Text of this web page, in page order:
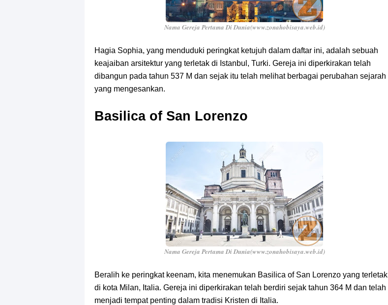
Nama Gereja Pertama Di Dunia(www.zonahobisaya.web.id)
Hagia Sophia, yang menduduki peringkat ketujuh dalam daftar ini, adalah sebuah
keajaiban arsitektur yang terletak di Istanbul, Turki. Gereja ini diperkirakan telah
dibangun pada tahun 537 M dan sejak itu telah melihat berbagai perubahan sejarah
yang mengesankan.
Basilica of San Lorenzo
Nama Gereja Pertama Di Dunia(www.zonahobisaya.web.id)
Beralih ke peringkat keenam, kita menemukan Basilica of San Lorenzo yang terletak
di kota Milan, Italia. Gereja ini diperkirakan telah berdiri sejak tahun 364 M dan telah
menjadi tempat penting dalam tradisi Kristen di Italia.